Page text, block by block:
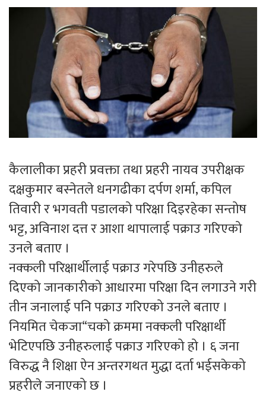
कैलालीका प्रहरी प्रवक्ता तथा प्रहरी नायव उपरीक्षक
दक्षकुमार बस्नेतले धनगढीका दर्पण शर्मा, कपिल
तिवारी र भगवती पडालको परिक्षा दिइरहेका सन्तोष
भट्ट, अविनाश दत्त र आशा थापालाई पक्राउ गरिएको
उनले बताए ।
नक्कली परिक्षार्थीलाई पक्राउ गरेपछि उनीहरुले
दिएको जानकारीको आधारमा परिक्षा दिन लगाउने गरी
तीन जनालाई पनि पक्राउ गरिएको उनले बताए ।
नियमित चेकजा“चको क्रममा नक्कली परिक्षार्थी
भेटिएपछि उनीहरुलाई पक्राउ गरिएको हो । ६ जना
विरुद्ध नै शिक्षा ऐन अन्तरगथत मुद्धा दर्ता भईसकेको
प्रहरीले जनाएको छ ।